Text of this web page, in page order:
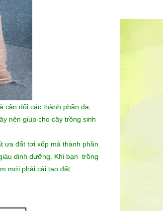
cân đối các thành phần đa;
nên giúp cho cây trồng sinh
ưa đất tơi xốp mà thành phần
dinh dưỡng. Khi bạn trồng
mới phải cải tạo đất.